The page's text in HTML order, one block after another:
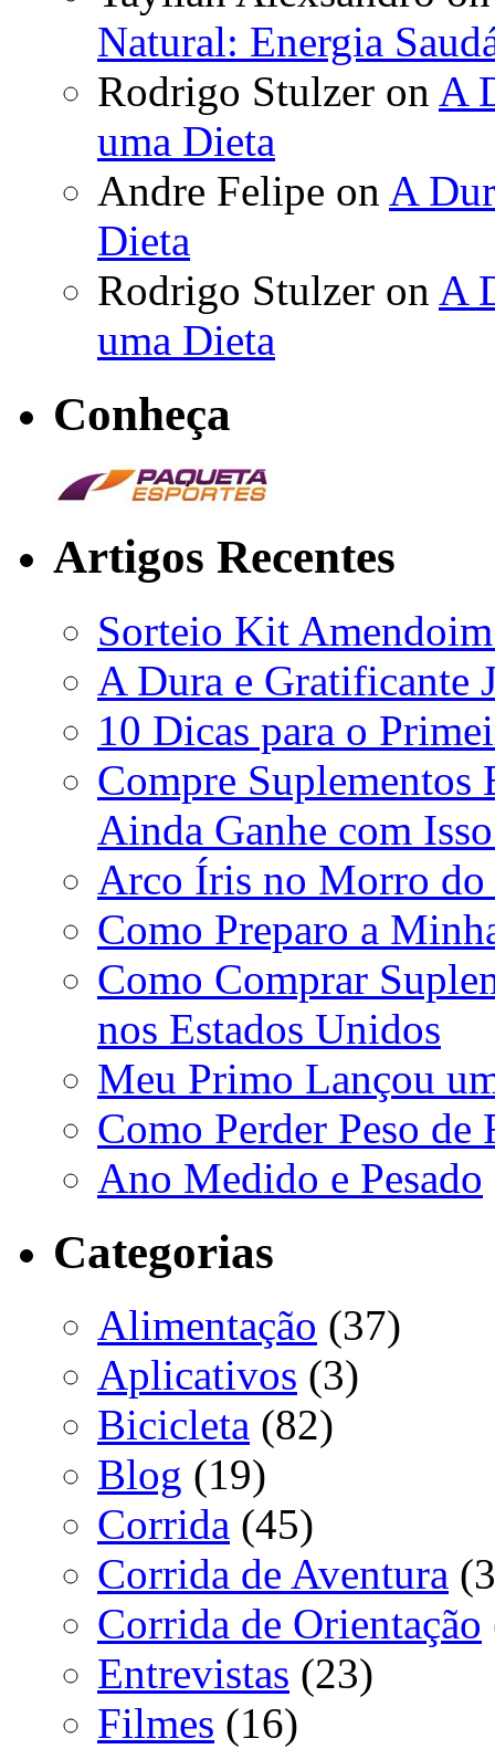
Natural: Energia
Rodrigo Stulzer on A
uma Dieta
Andre Felipe on A
Dieta
Rodrigo Stulzer on A
uma Dieta
Conheça
Artigos Recentes
Sorteio Kit
A Dura e Gratificante
10 Dicas para o
Compre Suplementos
Ainda Ganhe com
Arco Íris no Morro do
Como Preparo a
Como Comprar
nos Estados Unidos
Meu Primo Lançou
Como Perder Peso
Ano Medido e Pesado
Categorias
Alimentação (37)
Aplicativos (3)
Bicicleta (82)
Blog (19)
Corrida (45)
Corrida de Aventura
Corrida de Orientação
Entrevistas (23)
Filmes (16)